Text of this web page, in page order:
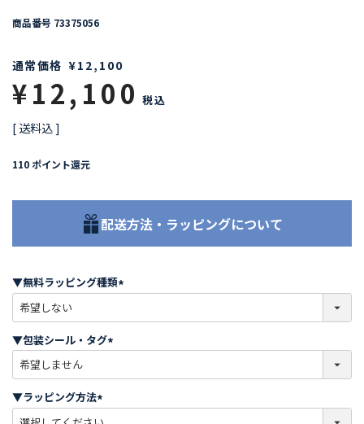
商品番号 73375056
通常価格 ¥12,100
¥12,100 税込
送料込
110 ポイント還元
配送方法・ラッピングについて
▼無料ラッピング種類
必
)
▼包装シール・タグ
必
)
▼ラッピング方法